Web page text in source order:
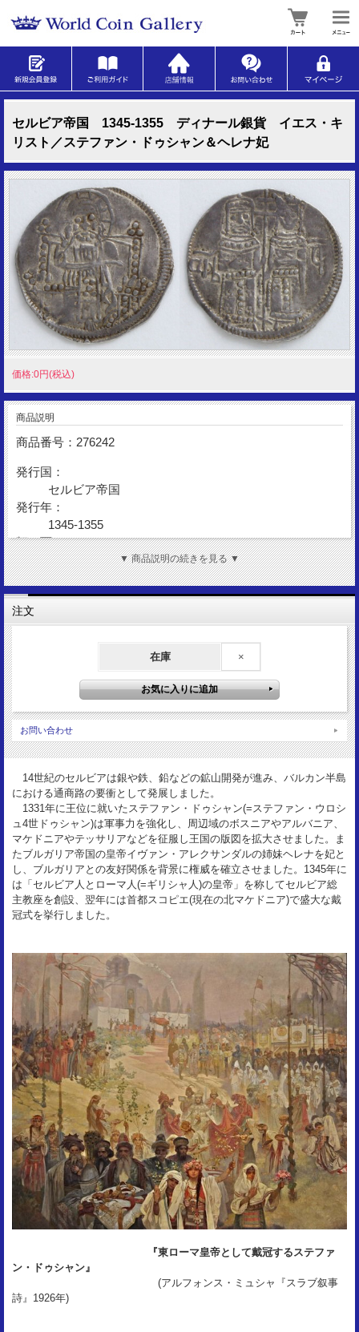
セルビア帝国 1345-1355 ディナール銀貨 イエス・キ
リスト／ステファン・ドゥシャン＆ヘレナ妃
価格:0円(税込)
商品説明
商品番号：276242
発行国：
セルビア帝国
発行年：
1345-1355
額 面：
ディナール
金 性：
AR(Silver)
表図柄：
ステファン・ウロシュ4世ドゥシャン＆ヘレナ妃
19mm
重 量：
0.86g
VF toned
▼ 商品説明の続きを見る ▼
注文
在庫 ×
お問い合わせ
14世紀のセルビアは銀や鉄、鉛などの鉱山開発が進み、バルカン半島
における通商路の要衝として発展しました。
1331年に王位に就いたステファン・ドゥシャン(=ステファン・ウロシ
ュ4世ドゥシャン)は軍事力を強化し、周辺域のボスニアやアルバニア、
マケドニアやテッサリアなどを征服し王国の版図を拡大させました。ま
たブルガリア帝国の皇帝イヴァン・アレクサンダルの姉妹ヘレナを妃と
し、ブルガリアとの友好関係を背景に権威を確立させました。1345年に
は「セルビア人とローマ人(=ギリシャ人)の皇帝」を称してセルビア総
主教座を創設、翌年には首都スコピエ(現在の北マケドニア)で盛大な戴
冠式を挙行しました。
『東ローマ皇帝として戴冠するステファ
ン・ドゥシャン』
(アルフォンス・ミュシャ『スラブ叙事
詩』1926年)